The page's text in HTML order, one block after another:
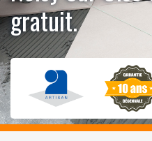
gratuit.